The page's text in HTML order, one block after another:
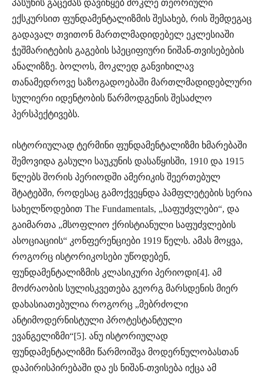
პასუხის გაცემას დავიწყებ მოკლე თეორიული
ექსკურსით ფუნდამენტალიზმის შესახებ, რის შემდეგაც
გადავალ თვითონ მართლმადიდებელ ეკლესიაში
ჭეშმარიტების გაგების სპეციფიური ნიშან-თვისებების
ანალიზზე. ბოლოს, მოკლედ განვიხილავ
თანამედროვე საზოგადოებაში მართლმადიდებლური
სულიერი იდენტობის წარმოდგენის შესაძლო
პერსპექტივებს.
ისტორიულად ტერმინი ფუნდამენტალიზმი ხმარებაში
შემოვიდა გასული საუკუნის დასაწყისში, 1910 და 1915
წლებს შორის პერიოდში ამერიკის შეერთებულ
შტატებში, როდესაც გამოქვეყნდა პამფლეტების სერია
სახელწოდებით The Fundamentals, „საფუძვლები“, და
გაიმართა „მსოფლიო ქრისტიანული საფუძვლების
ასოციაციის“ კონფერენციები 1919 წელს. ამას მოყვა,
როგორც ისტორიკოსები უწოდებენ,
ფუნდამენტალიზმის კლასიკური პერიოდი[4]. ამ
მოძრაობის სულისკვეთება გეორგ მარსდენის მიერ
დახასიათებულია როგორც „მებრძოლი
ანტიმოდერნისტული პროტესტანტული
ევანგელიზმი“[5]. ანუ ისტორიულად
ფუნდამენტალიზმი წარმოიშვა მოდერნულობასთან
დაპირისპირებაში და ეს ნიშან-თვისება იქცა ამ